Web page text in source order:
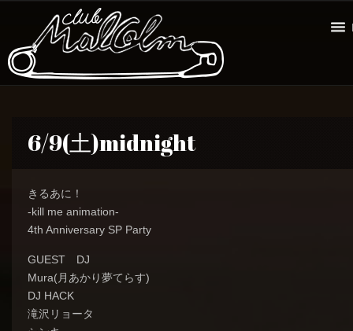
6/9(土)midnight
きるあに！
-kill me animation-
4th Anniversary SP Party
GUEST DJ
Mura(月あかり夢てらす)
DJ HACK
滝沢リョータ